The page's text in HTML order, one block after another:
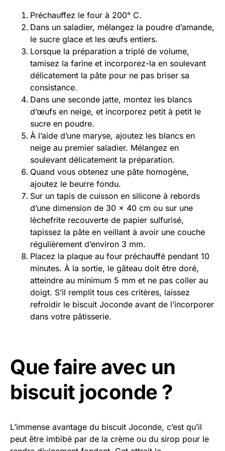
Préchauffez le four à 200° C.
Dans un saladier, mélangez la poudre d’amande,
le sucre glace et les œufs entiers.
Lorsque la préparation a triplé de volume,
tamisez la farine et incorporez-la en soulevant
délicatement la pâte pour ne pas briser sa
consistance.
Dans une seconde jatte, montez les blancs
d’œufs en neige, et incorporez petit à petit le
sucre en poudre.
À l’aide d’une maryse, ajoutez les blancs en
neige au premier saladier. Mélangez en
soulevant délicatement la préparation.
Quand vous obtenez une pâte homogène,
ajoutez le beurre fondu.
Sur un tapis de cuisson en silicone à rebords
d’une dimension de 30 x 40 cm ou sur une
lèchefrite recouverte de papier sulfurisé,
tapissez la pâte en veillant à avoir une couche
régulièrement d’environ 3 mm.
Placez la plaque au four préchauffé pendant 10
minutes. À la sortie, le gâteau doit être doré,
atteindre au minimum 5 mm et ne pas coller au
doigt. S’il remplit tous ces critères, laissez
refroidir le biscuit Joconde avant de l’incorporer
dans votre pâtisserie.
Que faire avec un
biscuit joconde ?
L’immense avantage du biscuit Joconde, c’est qu’il
peut être imbibé par de la crème ou du sirop pour le